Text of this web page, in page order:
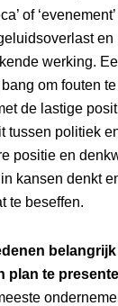
of
en
werking.
om fouten
de lastige
tussen politiek
positie en
kansen denkt
te beseffen.
plan te